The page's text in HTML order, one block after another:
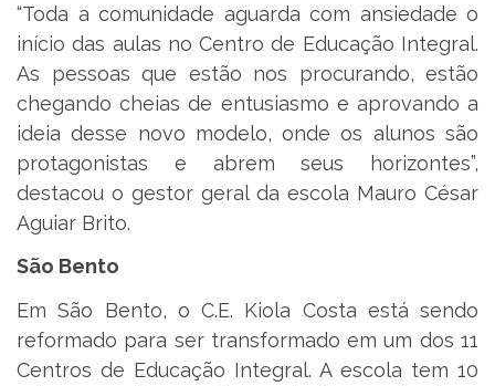
“Toda a comunidade aguarda com ansiedade o
início das aulas no Centro de Educação Integral.
As pessoas que estão nos procurando, estão
chegando cheias de entusiasmo e aprovando a
ideia desse novo modelo, onde os alunos são
protagonistas e abrem seus horizontes”,
destacou o gestor geral da escola Mauro César
Aguiar Brito.
São Bento
Em São Bento, o C.E. Kiola Costa está sendo
reformado para ser transformado em um dos 11
Centros de Educação Integral. A escola tem 10